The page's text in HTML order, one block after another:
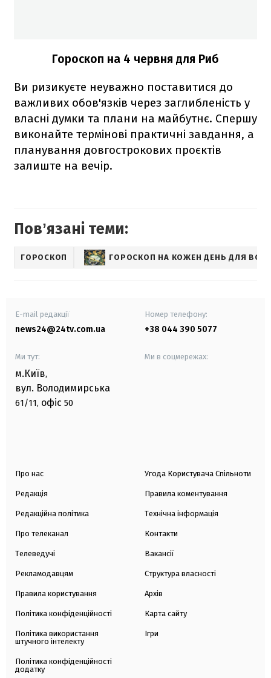
Гороскоп на 4 червня для Риб
Ви ризикуєте неуважно поставитися до
важливих обов'язків через заглибленість у
власні думки та плани на майбутнє. Спершу
виконайте термінові практичні завдання, а
планування довгострокових проєктів
залиште на вечір.
Повʼязані теми:
ГОРОСКОП ГОРОСКОП НА КОЖЕН ДЕНЬ ДЛЯ ВСІХ
E-mail редакції
news24@24tv.com.ua
Номер телефону:
+38 044 390 5077
Ми тут:
м.Київ,
вул. Володимирська
61/11, офіс 50
Ми в соцмережах:
Про нас
Редакція
Редакційна політика
Про телеканал
Телеведучі
Рекламодавцям
Правила користування
Політика конфіденційності
Політика використання
штучного інтелекту
Політика конфіденційності
додатку
Угода Користувача Спільноти
Правила коментування
Технічна інформація
Контакти
Вакансії
Структура власності
Архів
Карта сайту
Ігри